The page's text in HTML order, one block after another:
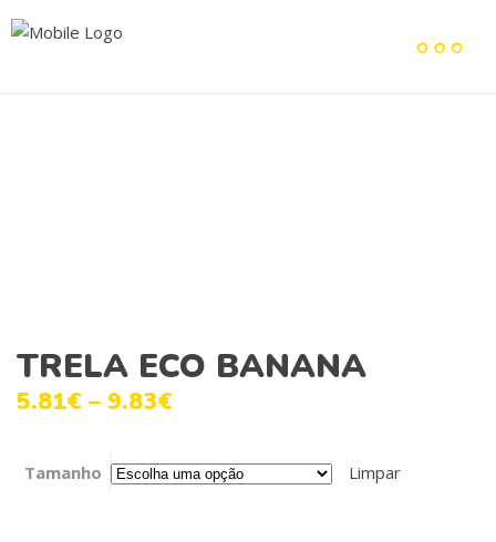
TRELA ECO BANANA
5.81€ – 9.83€
Tamanho Limpar